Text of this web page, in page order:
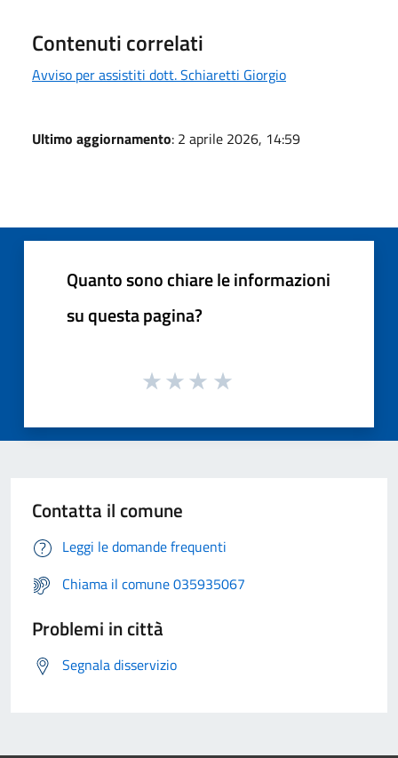
Contenuti correlati
Avviso per assistiti dott. Schiaretti Giorgio
Ultimo aggiornamento: 2 aprile 2026, 14:59
Quanto sono chiare le informazioni
su questa pagina?
Contatta il comune
Leggi le domande frequenti
Chiama il comune 035935067
Problemi in città
Segnala disservizio